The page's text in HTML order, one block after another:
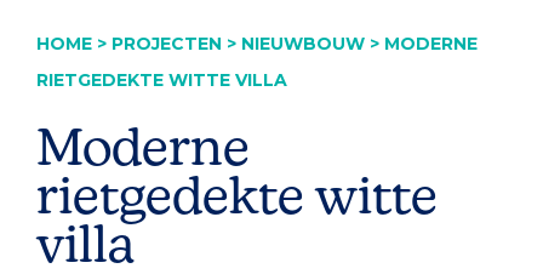
HOME > PROJECTEN > NIEUWBOUW > MODERNE
RIETGEDEKTE WITTE VILLA
Moderne
rietgedekte witte
villa